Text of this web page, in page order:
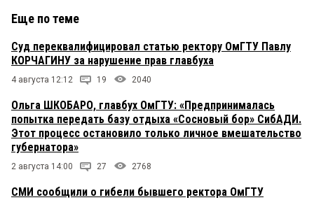
Еще по теме
Суд переквалифицировал статью ректору ОмГТУ Павлу
КОРЧАГИНУ за нарушение прав главбуха
4 августа 12:12 19 2040
Ольга ШКОБАРО, главбух ОмГТУ: «Предпринималась
попытка передать базу отдыха «Сосновый бор» СибАДИ.
Этот процесс остановило только личное вмешательство
губернатора»
2 августа 14:00 27 2768
СМИ сообщили о гибели бывшего ректора ОмГТУ